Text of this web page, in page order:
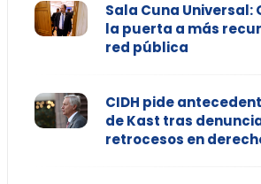
Sala Cuna Universal:
la puerta a más
red pública
CIDH pide
de Kast tras
retrocesos en